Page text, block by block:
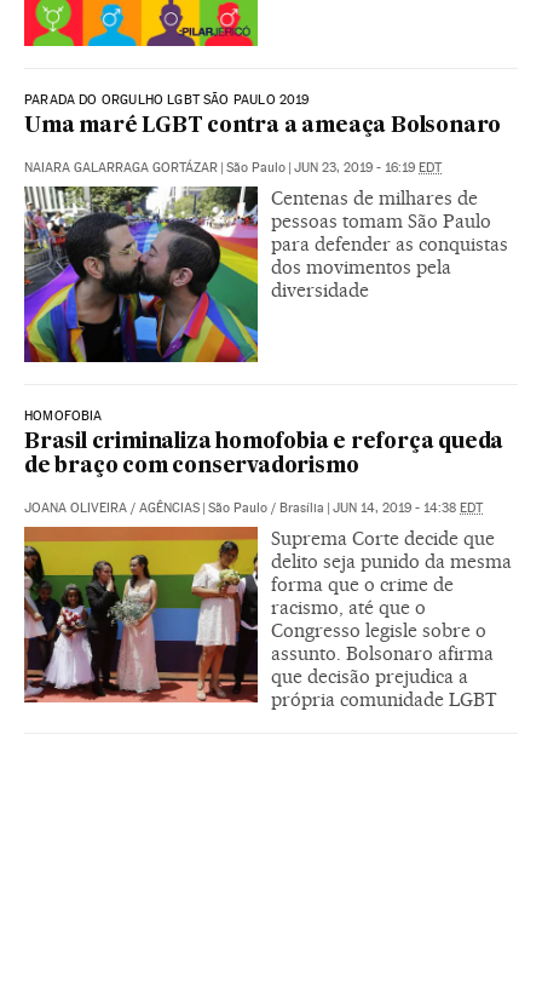
PARADA DO ORGULHO LGBT SÃO PAULO 2019
Uma maré LGBT contra a ameaça Bolsonaro
NAIARA GALARRAGA GORTÁZAR | São Paulo | JUN 23, 2019 - 16:19 EDT
Centenas de milhares de
pessoas tomam São Paulo
para defender as conquistas
dos movimentos pela
diversidade
HOMOFOBIA
Brasil criminaliza homofobia e reforça queda
de braço com conservadorismo
JOANA OLIVEIRA / AGÊNCIAS | São Paulo / Brasília | JUN 14, 2019 - 14:38 EDT
Suprema Corte decide que
delito seja punido da mesma
forma que o crime de
racismo, até que o
Congresso legisle sobre o
assunto. Bolsonaro afirma
que decisão prejudica a
própria comunidade LGBT